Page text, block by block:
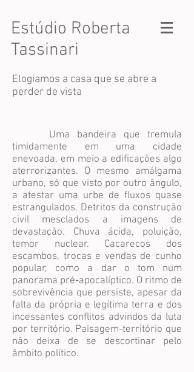
Estúdio Roberta
Tassinari
Elogiamos a casa que se abre a
perder de vista
Uma bandeira que tremula
timidamente em uma cidade
enevoada, em meio a edificações algo
aterrorizantes. O mesmo amálgama
urbano, só que visto por outro ângulo,
a atestar uma urbe de fluxos quase
estrangulados. Detritos da construção
civil mesclados a imagens de
devastação. Chuva ácida, poluição,
temor nuclear. Cacarecos dos
escambos, trocas e vendas de cunho
popular, como a dar o tom num
panorama pré-apocalíptico. O ritmo de
sobrevivência que persiste, apesar da
falta da própria e legítima terra e dos
incessantes conflitos advindos da luta
por território. Paisagem-território que
não deixa de se descortinar pelo
âmbito político.